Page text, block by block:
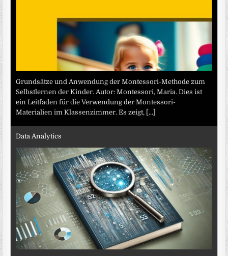
Grundsätze und Anwendung der Montessori-Methode zum
Selbstlernen der Kinder. Autor: Montessori, Maria. Dies ist
ein Leitfaden für die Verwendung der Montessori-
Materialien im Klassenzimmer. Es zeigt, [...]
Data Analytics